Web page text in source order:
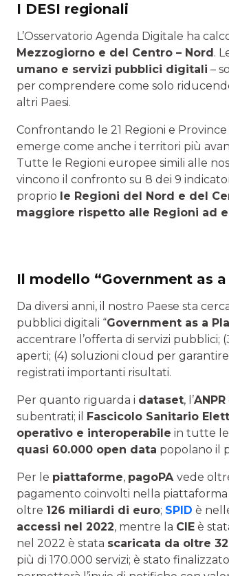
I DESI regionali
L’Osservatorio Agenda Digitale ha
Mezzogiorno e del Centro – Nord.
umano e servizi pubblici digitali –
per comprendere come solo
altri Paesi.
Confrontando le 21 Regioni e
emerge come anche i territori più
Tutte le Regioni europee simili alle
vincono il confronto su 8 dei 9
proprio le Regioni del Nord e del
maggiore rispetto alle Regioni ad
Il modello “Government as
Da diversi anni, il nostro Paese sta
pubblici digitali “Government as a
accentrare l’offerta di servizi pubblici;
aperti; (4) soluzioni cloud per
registrati importanti risultati.
Per quanto riguarda i dataset, l’ANPR
subentrati; il Fascicolo Sanitario
operativo e interoperabile in tutte le
quasi 60.000 open data popolano il
Per le piattaforme, pagoPA vede
pagamento coinvolti nella piattaforma
oltre 126 miliardi di euro; SPID è
accessi nel 2022, mentre la CIE è
nel 2022 è stata scaricata da oltre
più di 170.000 servizi; è stato